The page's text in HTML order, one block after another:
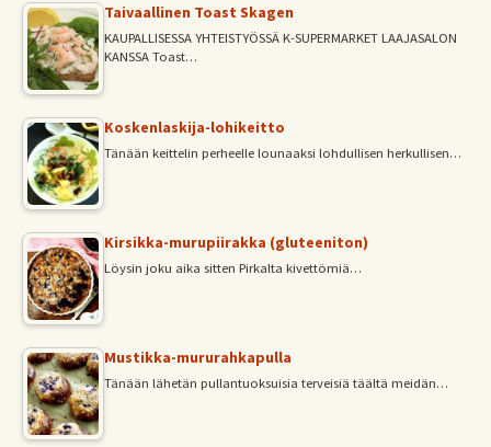
Taivaallinen Toast Skagen
KAUPALLISESSA YHTEISTYÖSSÄ K-SUPERMARKET LAAJASALON
KANSSA Toast…
Koskenlaskija-lohikeitto
Tänään keittelin perheelle lounaaksi lohdullisen herkullisen…
Kirsikka-murupiirakka (gluteeniton)
Löysin joku aika sitten Pirkalta kivettömiä…
Mustikka-mururahkapulla
Tänään lähetän pullantuoksuisia terveisiä täältä meidän…